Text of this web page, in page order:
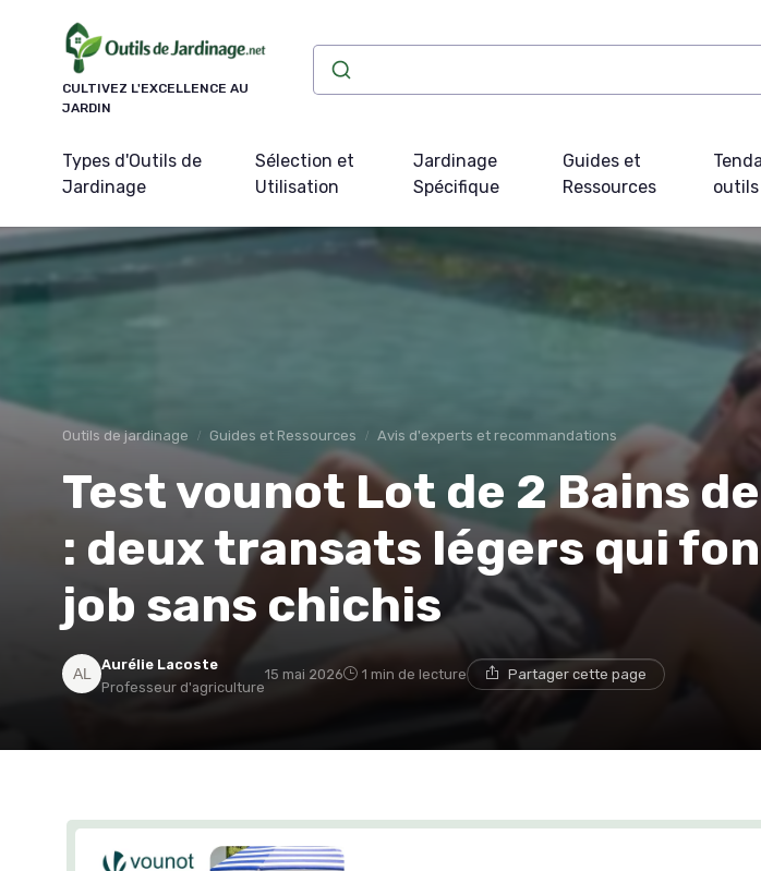
CULTIVEZ L'EXCELLENCE AU
JARDIN
Types d'Outils de
Jardinage
Sélection et
Utilisation
Jardinage
Spécifique
Guides et
Ressources
Outils de jardinage Guides et Ressources Avis d'experts et recommandations
Test vounot Lot de 2 Bains
: deux transats légers qui
job sans chichis
Aurélie Lacoste
Professeur d'agriculture
15 mai 2026 1 min de lecture Partager cette page